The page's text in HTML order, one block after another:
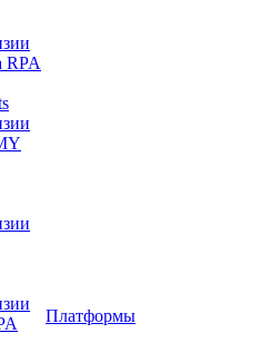
RPA
Платформы